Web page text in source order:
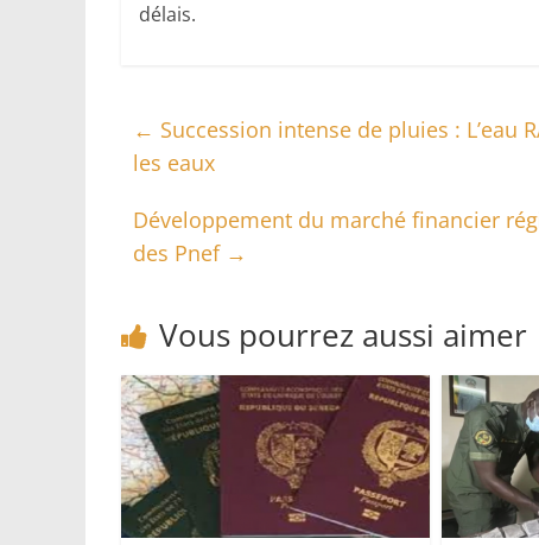
délais.
← Succession intense de pluies : L’eau
les eaux
Développement du marché financier
des Pnef →
Vous pourrez aussi aimer